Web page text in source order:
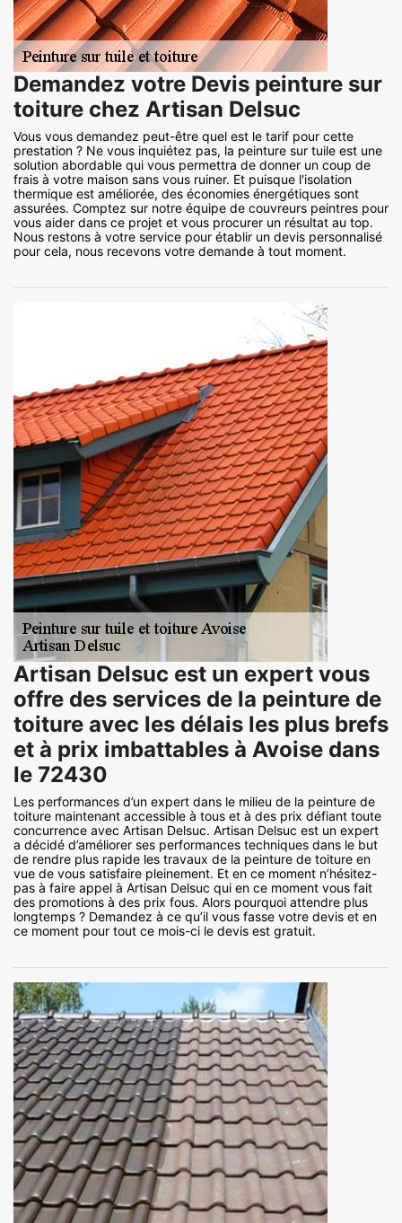
Demandez votre Devis peinture sur
toiture chez Artisan Delsuc
Vous vous demandez peut-être quel est le tarif pour cette
prestation ? Ne vous inquiétez pas, la peinture sur tuile est une
solution abordable qui vous permettra de donner un coup de
frais à votre maison sans vous ruiner. Et puisque l'isolation
thermique est améliorée, des économies énergétiques sont
assurées. Comptez sur notre équipe de couvreurs peintres pour
vous aider dans ce projet et vous procurer un résultat au top.
Nous restons à votre service pour établir un devis personnalisé
pour cela, nous recevons votre demande à tout moment.
Artisan Delsuc est un expert vous
offre des services de la peinture de
toiture avec les délais les plus brefs
et à prix imbattables à Avoise dans
le 72430
Les performances d’un expert dans le milieu de la peinture de
toiture maintenant accessible à tous et à des prix défiant toute
concurrence avec Artisan Delsuc. Artisan Delsuc est un expert
a décidé d’améliorer ses performances techniques dans le but
de rendre plus rapide les travaux de la peinture de toiture en
vue de vous satisfaire pleinement. Et en ce moment n’hésitez-
pas à faire appel à Artisan Delsuc qui en ce moment vous fait
des promotions à des prix fous. Alors pourquoi attendre plus
longtemps ? Demandez à ce qu’il vous fasse votre devis et en
ce moment pour tout ce mois-ci le devis est gratuit.